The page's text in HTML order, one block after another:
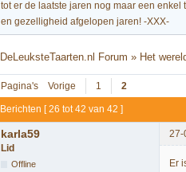
tot er de laatste jaren nog maar een
en gezelligheid afgelopen jaren! -XXX-
DeLeuksteTaarten.nl Forum » Het
Pagina's Vorige 1 2
Berichten [ 26 tot 42 van 42 ]
karla59
27-
Lid
Offline
Er